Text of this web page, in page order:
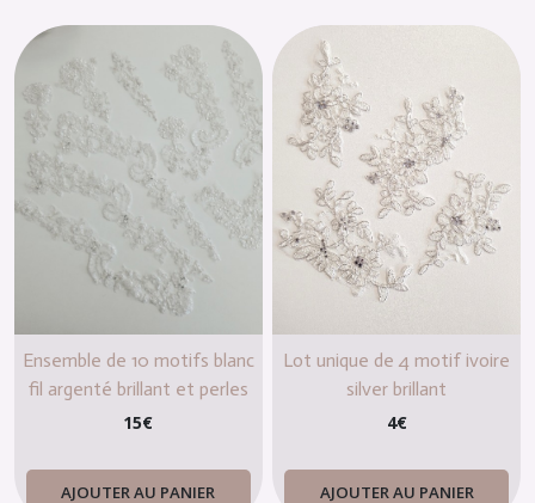
Ensemble de 10 motifs blanc
fil argenté brillant et perles
15€
AJOUTER AU PANIER
Lot unique de 4 motif ivoire
silver brillant
4€
AJOUTER AU PANIER